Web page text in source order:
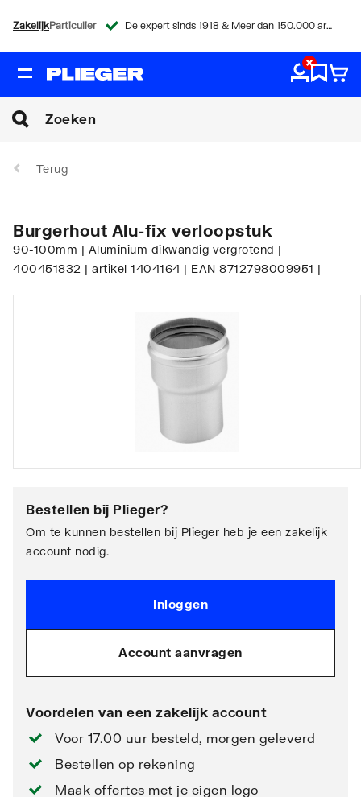
ZakelijkParticulier De expert sinds 1918 & Meer dan 150.000 artikelen
Terug
Burgerhout Alu-fix verloopstuk
90-100mm | Aluminium dikwandig vergrotend |
400451832 | artikel 1404164 | EAN 8712798009951 |
Bestellen bij Plieger?
Om te kunnen bestellen bij Plieger heb je een zakelijk
account nodig.
Inloggen
Account aanvragen
Voordelen van een zakelijk account
Voor 17.00 uur besteld, morgen geleverd
Bestellen op rekening
Maak offertes met je eigen logo